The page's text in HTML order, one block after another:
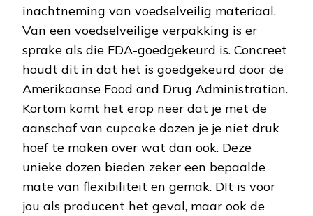
inachtneming van voedselveilig materiaal.
Van een voedselveilige verpakking is er
sprake als die FDA-goedgekeurd is. Concreet
houdt dit in dat het is goedgekeurd door de
Amerikaanse Food and Drug Administration.
Kortom komt het erop neer dat je met de
aanschaf van cupcake dozen je je niet druk
hoef te maken over wat dan ook. Deze
unieke dozen bieden zeker een bepaalde
mate van flexibiliteit en gemak. DIt is voor
jou als producent het geval, maar ook de